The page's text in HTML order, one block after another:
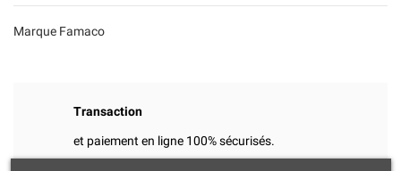
Marque Famaco
Transaction
et paiement en ligne 100% sécurisés.